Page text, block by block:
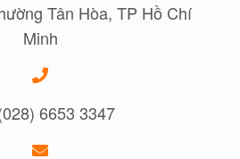
Tân Hòa, TP Hồ Chí
Minh
6653 3347